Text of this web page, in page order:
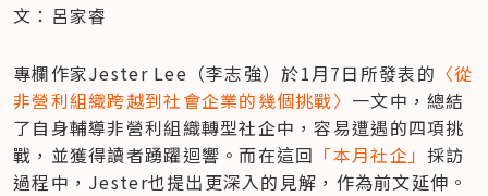
文：呂家睿
專欄作家Jester Lee（李志強）於1月7日所發表的 〈從
非營利組織跨越到社會企業的幾個挑戰〉 一文中，總結
了自身輔導非營利組織轉型社企中，容易遭遇的四項挑
戰，並獲得讀者踴躍迴響。而在這回 「本月社企」採訪
過程中，Jester也提出更深入的見解，作為前文延伸。